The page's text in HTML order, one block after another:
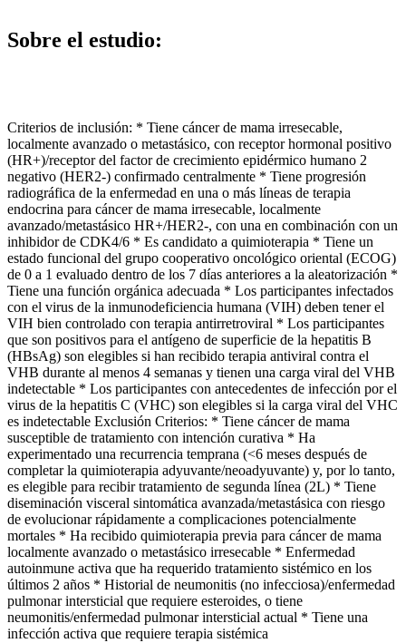
Sobre el estudio:
Criterios de inclusión: * Tiene cáncer de mama irresecable,
localmente avanzado o metastásico, con receptor hormonal positivo
(HR+)/receptor del factor de crecimiento epidérmico humano 2
negativo (HER2-) confirmado centralmente * Tiene progresión
radiográfica de la enfermedad en una o más líneas de terapia
endocrina para cáncer de mama irresecable, localmente
avanzado/metastásico HR+/HER2-, con una en combinación con un
inhibidor de CDK4/6 * Es candidato a quimioterapia * Tiene un
estado funcional del grupo cooperativo oncológico oriental (ECOG)
de 0 a 1 evaluado dentro de los 7 días anteriores a la aleatorización *
Tiene una función orgánica adecuada * Los participantes infectados
con el virus de la inmunodeficiencia humana (VIH) deben tener el
VIH bien controlado con terapia antirretroviral * Los participantes
que son positivos para el antígeno de superficie de la hepatitis B
(HBsAg) son elegibles si han recibido terapia antiviral contra el
VHB durante al menos 4 semanas y tienen una carga viral del VHB
indetectable * Los participantes con antecedentes de infección por el
virus de la hepatitis C (VHC) son elegibles si la carga viral del VHC
es indetectable Exclusión Criterios: * Tiene cáncer de mama
susceptible de tratamiento con intención curativa * Ha
experimentado una recurrencia temprana (<6 meses después de
completar la quimioterapia adyuvante/neoadyuvante) y, por lo tanto,
es elegible para recibir tratamiento de segunda línea (2L) * Tiene
diseminación visceral sintomática avanzada/metastásica con riesgo
de evolucionar rápidamente a complicaciones potencialmente
mortales * Ha recibido quimioterapia previa para cáncer de mama
localmente avanzado o metastásico irresecable * Enfermedad
autoinmune activa que ha requerido tratamiento sistémico en los
últimos 2 años * Historial de neumonitis (no infecciosa)/enfermedad
pulmonar intersticial que requiere esteroides, o tiene
neumonitis/enfermedad pulmonar intersticial actual * Tiene una
infección activa que requiere terapia sistémica